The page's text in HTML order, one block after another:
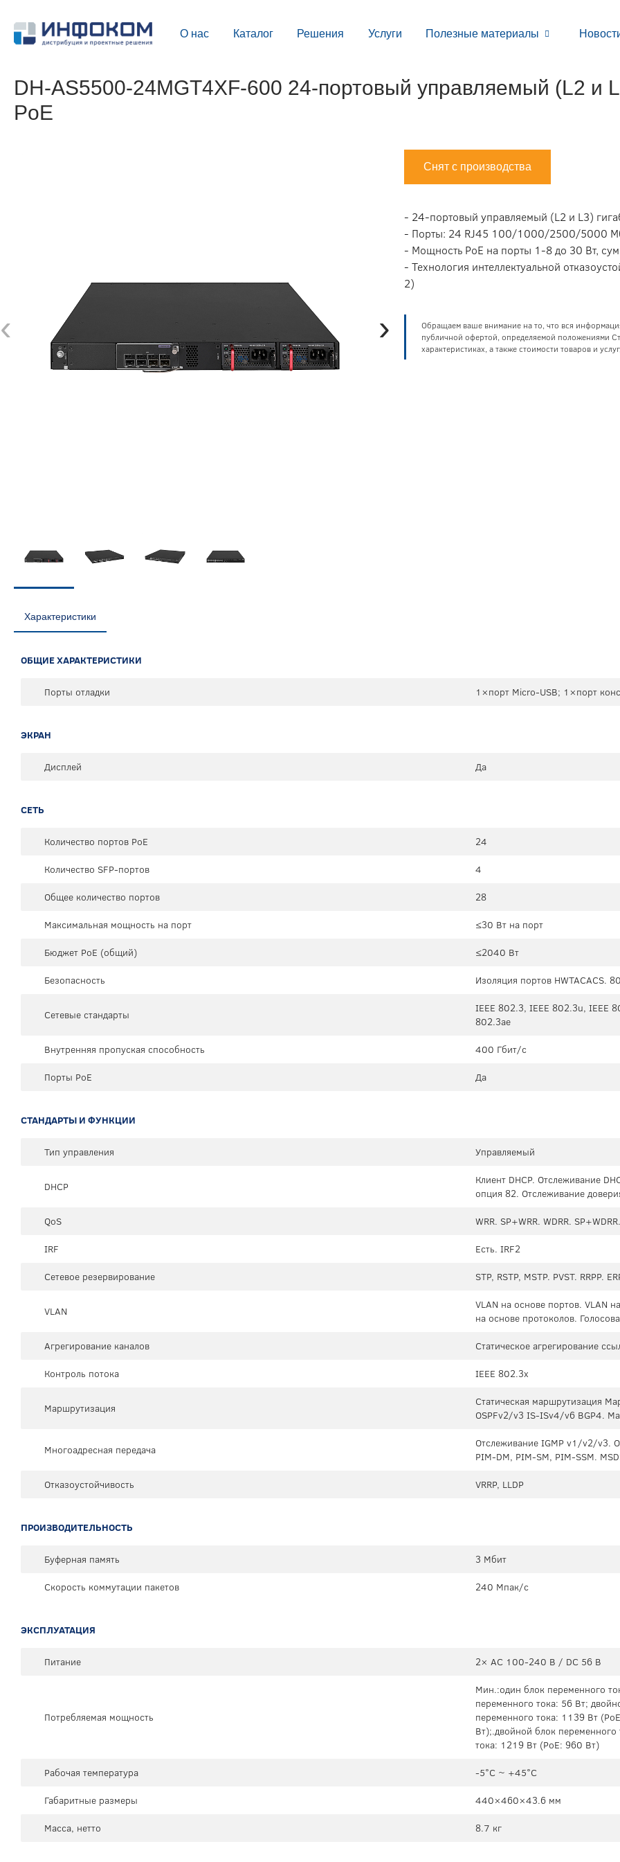
О нас Каталог Решения Услуги Полезные материалы
DH-AS5500-24MGT4XF-600 24-портовый управляемый (L2 и
PoE
‹ ›
Снят с производства
- 24-портовый управляемый (L2 и L3)
- Порты: 24 RJ45 100/1000/2500/5000
- Мощность PoE на порты 1-8 до 30 Вт,
- Технология интеллектуальной
2)
Обращаем ваше внимание на то, что вся
публичной офертой, определяемой положениями
характеристиках, а также стоимости товаров и
Характеристики
ОБЩИЕ ХАРАКТЕРИСТИКИ
Порты отладки 1×порт Micro-USB; 1×порт
ЭКРАН
Дисплей Да
СЕТЬ
Количество портов PoE
24
Количество SFP-портов
4
Общее количество портов
28
Максимальная мощность на порт
≤30 Вт на порт
Бюджет PoE (общий)
≤2040 Вт
Безопасность
Изоляция портов HWTACACS.
Сетевые стандарты
IEEE 802.3, IEEE 802.3u, IEEE
802.3ae
Внутренняя пропуская способность
400 Гбит/с
Порты PoE
Да
СТАНДАРТЫ И ФУНКЦИИ
Тип управления Управляемый
DHCP
Клиент DHCP. Отслеживание
опция 82. Отслеживание
QoS
WRR. SP+WRR. WDRR.
IRF
Есть. IRF2
Сетевое резервирование
STP, RSTP, MSTP. PVST. RRPP.
VLAN
VLAN на основе портов. VLAN
на основе протоколов.
Агрегирование каналов
Статическое агрегирование
Контроль потока
IEEE 802.3x
Маршрутизация
Статическая маршрутизация
OSPFv2/v3 IS-ISv4/v6 BGP4.
Многоадресная передача
Отслеживание IGMP v1/v2/v3.
PIM-DM, PIM-SM, PIM-SSM.
Отказоустойчивость
VRRP, LLDP
ПРОИЗВОДИТЕЛЬНОСТЬ
Буферная память
3 Мбит
Скорость коммутации пакетов
240 Мпак/с
ЭКСПЛУАТАЦИЯ
Питание 2× AC 100-240 В / DC 56 В
Потребляемая мощность
Мин.:один блок переменного
переменного тока: 56 Вт;
переменного тока: 1139 Вт
Вт);.двойной блок
тока: 1219 Вт (PoE: 960 Вт)
Рабочая температура
-5°C ~ +45°C
Габаритные размеры
440×460×43.6 мм
Масса, нетто
8.7 кг